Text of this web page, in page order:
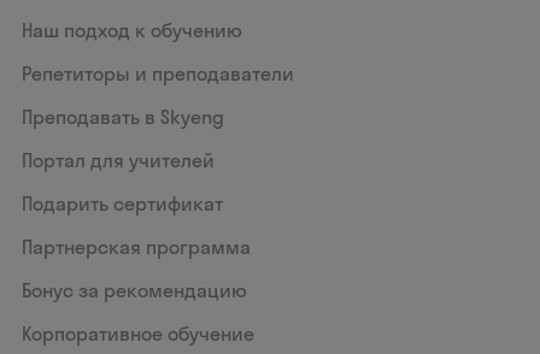
Наш подход к обучению
Репетиторы и преподаватели
Преподавать в Skyeng
Портал для учителей
Подарить сертификат
Партнерская программа
Бонус за рекомендацию
Корпоративное обучение